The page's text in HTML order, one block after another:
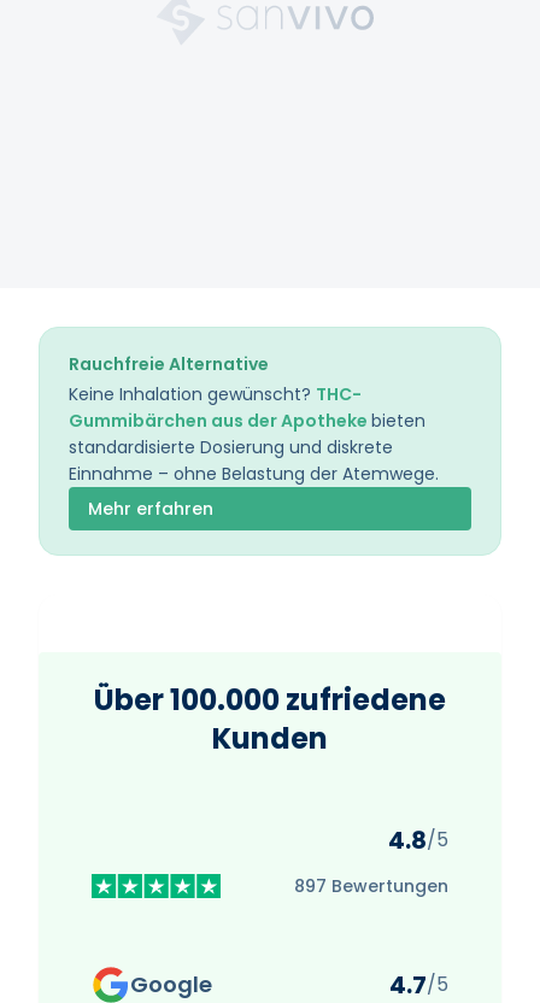
Rauchfreie Alternative
Keine Inhalation gewünscht? THC-
Gummibärchen aus der Apotheke bieten
standardisierte Dosierung und diskrete
Einnahme – ohne Belastung der Atemwege.
Mehr erfahren
Über 100.000 zufriedene
Kunden
4.8/5
897 Bewertungen
Google 4.7/5